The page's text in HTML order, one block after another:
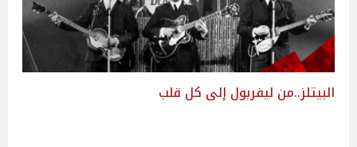
البيتلز..من ليفربول إلى كل قلب